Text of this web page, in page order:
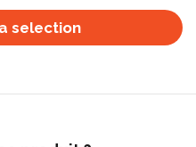
selection